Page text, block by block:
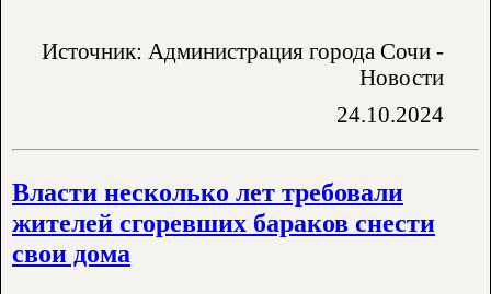
Источник: Администрация города Сочи -
Новости
24.10.2024
Власти несколько лет требовали
жителей сгоревших бараков снести
свои дома